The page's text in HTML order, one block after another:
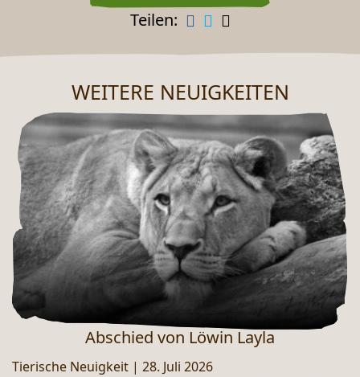
Teilen:
WEITERE NEUIGKEITEN
NEUES AUS DEM ZOO
Abschied von Löwin Layla
Tierische Neuigkeit | 28. Juli 2026